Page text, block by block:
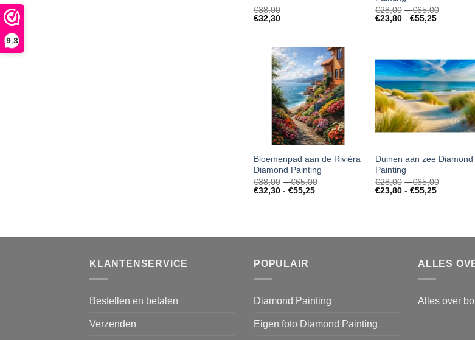
9,3
€38,00
€32,30
€28,00 - €65,00
€23,80 - €55,25Prijsklasse:
Bloemenpad aan de Rivièra
Diamond Painting
€38,00 - €65,00
€32,30 - €55,25Prijsklasse:
Duinen aan zee Diamond
Painting
€28,00 - €65,00
€23,80 - €55,25Prijsklasse:
KLANTENSERVICE
Bestellen en betalen
Verzenden
POPULAIR
Diamond Painting
Eigen foto Diamond Painting
ALLES
Alles over